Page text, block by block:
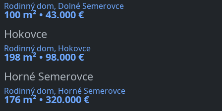
Rodinný dom, Dolné Semerovce
100 m² • 43.000 €
Hokovce
Rodinný dom, Hokovce
198 m² • 98.000 €
Horné Semerovce
Rodinný dom, Horné Semerovce
176 m² • 320.000 €